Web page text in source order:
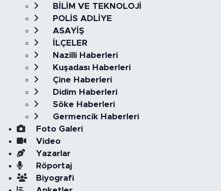
BİLİM VE TEKNOLOJİ
POLİS ADLİYE
ASAYİŞ
İLÇELER
Nazilli Haberleri
Kuşadası Haberleri
Çine Haberleri
Didim Haberleri
Söke Haberleri
Germencik Haberleri
Foto Galeri
Video
Yazarlar
Röportaj
Biyografi